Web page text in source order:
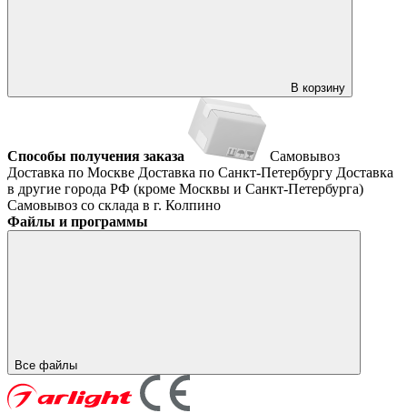
В корзину
Способы получения заказа
Самовывоз
Доставка по Москве Доставка по Санкт-Петербургу Доставка
в другие города РФ (кроме Москвы и Санкт-Петербурга)
Самовывоз со склада в г. Колпино
Файлы и программы
Все файлы